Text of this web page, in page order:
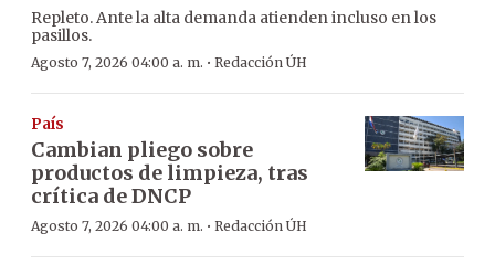
Repleto. Ante la alta demanda atienden incluso en los
pasillos.
Agosto 7, 2026 04:00 a. m. · Redacción ÚH
País
Cambian pliego sobre
productos de limpieza, tras
crítica de DNCP
Agosto 7, 2026 04:00 a. m. · Redacción ÚH